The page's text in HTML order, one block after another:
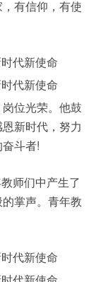
有信仰，有使
位光荣。他鼓
新时代，努力
斗者!
师们中产生了
掌声。青年教